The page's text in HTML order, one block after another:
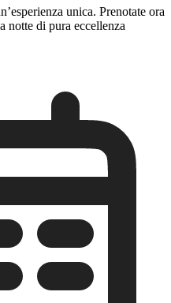
unica. Prenotate ora
notte di pura eccellenza